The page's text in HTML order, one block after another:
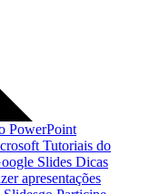
PowerPoint
Tutoriais do
Slides Dicas
apresentações